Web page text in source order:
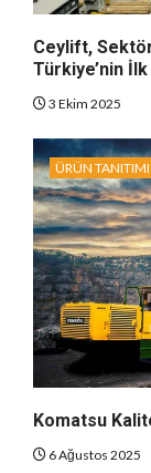
Ceylift,
Türkiye’nin
3 Ekim 2025
ÜRÜN TANITIMI
Komatsu
6 Ağustos 2025